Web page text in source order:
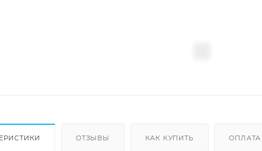
ОТЗЫВЫ КАК КУПИТЬ ОПЛАТА